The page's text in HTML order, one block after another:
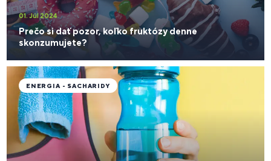
01. Júl 2024
Prečo si dať pozor, koľko fruktózy denne
skonzumujete?
ENERGIA - SACHARIDY